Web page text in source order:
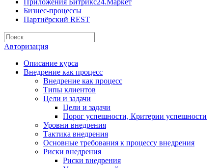
Приложения Битрикс24.Маркет
Бизнес-процессы
Партнёрский REST
Авторизация
Описание курса
Внедрение как процесс
Внедрение как процесс
Типы клиентов
Цели и задачи
Цели и задачи
Порог успешности, Критерии успешности
Уровни внедрения
Тактика внедрения
Основные требования к процессу внедрения
Риски внедрения
Риски внедрения